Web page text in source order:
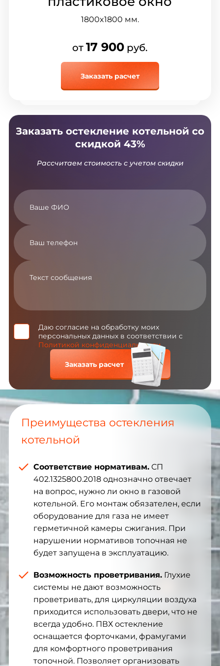
1800x1800 мм.
от 17 900руб.
Заказать расчет
Заказать остекление котельной со
скидкой 43%
Рассчитаем стоимость с учетом скидки
Даю согласие на обработку моих
персональных данных в соответствии с
Политикой конфиденциальности
Заказать расчет
Преимущества остекления
котельной
Соответствие нормативам.СП
402.1325800.2018 однозначно отвечает
на вопрос, нужно ли окно в газовой
котельной. Его монтаж обязателен, если
оборудование для газа не имеет
герметичной камеры сжигания. При
нарушении нормативов топочная не
будет запущена в эксплуатацию.
Возможность проветривания.Глухие
системы не дают возможность
проветривать, для циркуляции воздуха
приходится использовать двери, что не
всегда удобно. ПВХ остекление
оснащается форточками, фрамугами
для комфортного проветривания
топочной. Позволяет организовать